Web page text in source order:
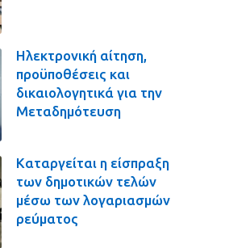
Ηλεκτρονική αίτηση,
προϋποθέσεις και
δικαιολογητικά για την
Μεταδημότευση
Καταργείται η είσπραξη
των δημοτικών τελών
μέσω των λογαριασμών
ρεύματος